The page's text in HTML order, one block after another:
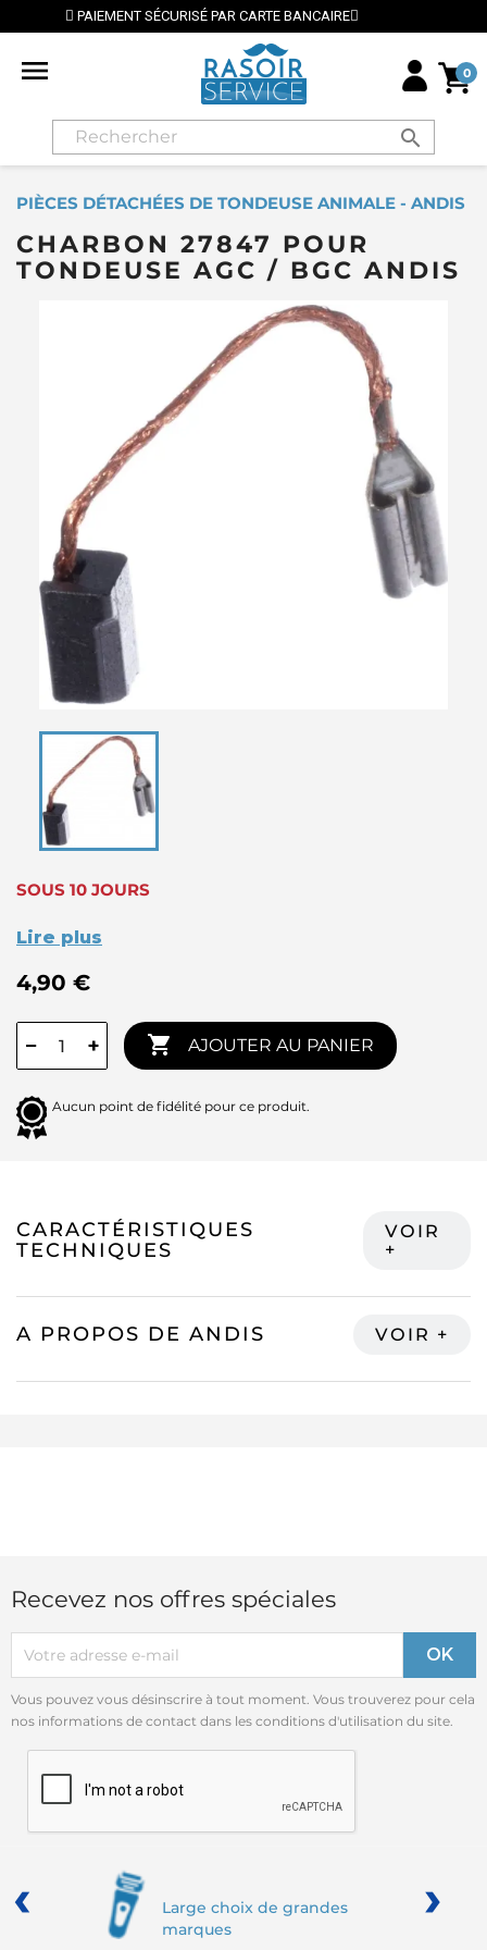
SÉCURISÉ PAR CARTE BANCAIRE
 0
search
PIÈCES DÉTACHÉES DE TONDEUSE ANIMALE - ANDIS
CHARBON 27847 POUR
TONDEUSE AGC / BGC ANDIS
SOUS 10 JOURS
Lire plus
4,90 €
− +  AJOUTER AU PANIER
Aucun point de fidélité pour ce produit.
CARACTÉRISTIQUES
TECHNIQUES
A PROPOS DE ANDIS
Recevez nos offres spéciales
Vous pouvez vous désinscrire à tout moment. Vous trouverez pour cela
nos informations de contact dans les conditions d'utilisation du site.
Large choix de grandes
marques
‹ ›